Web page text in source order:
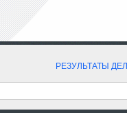
РЕЗУЛЬТАТЫ ДЕЛ